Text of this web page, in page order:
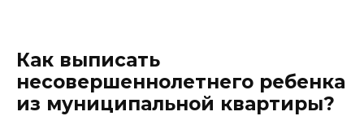
Как выписать
несовершеннолетнего ребенка
из муниципальной квартиры?